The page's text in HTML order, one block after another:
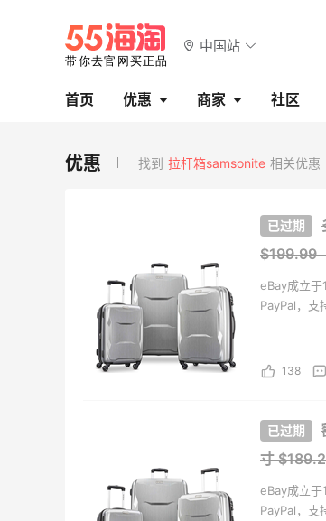
中国站
首页 优惠 商家 社区
找到 拉杆箱samsonite 相关优惠
$199.99
eBay成立
PayPal，支
力于服务
138
寸
eBay成立
PayPal，支
满赠正装橘子眼霜+精华唇蜜等好礼
Bobbi Brown
10天6小时